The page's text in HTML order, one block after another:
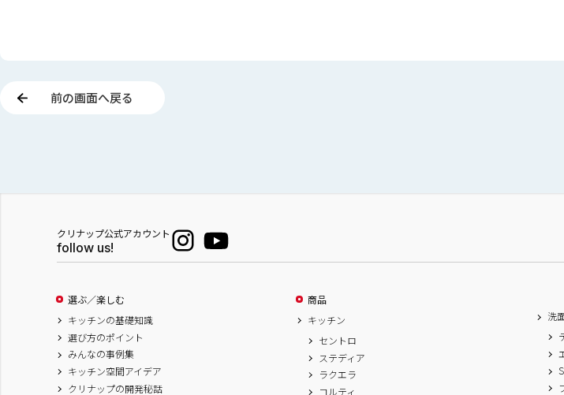
前の画面へ戻る
クリナップ公式アカウント
follow us!
選ぶ／楽しむ
キッチンの基礎知識
選び方のポイント
みんなの事例集
キッチン空間アイデア
クリナップの開発秘話
商品
キッチン
セントロ
ステディア
ラクエラ
コルティ
洗